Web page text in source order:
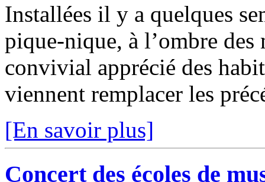
Installées il y a quelques
pique-nique, à l’ombre
convivial apprécié des
viennent remplacer les
[En savoir plus]
Concert des écoles de